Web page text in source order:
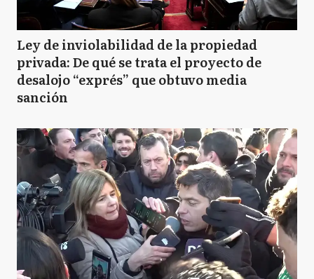
Ley de inviolabilidad de la propiedad
privada: De qué se trata el proyecto de
desalojo “exprés” que obtuvo media
sanción